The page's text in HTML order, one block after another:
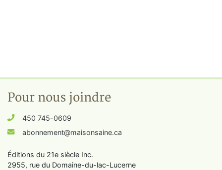
Pour nous joindre
450 745-0609
abonnement@maisonsaine.ca
Éditions du 21e siècle Inc.
2955, rue du Domaine-du-lac-Lucerne